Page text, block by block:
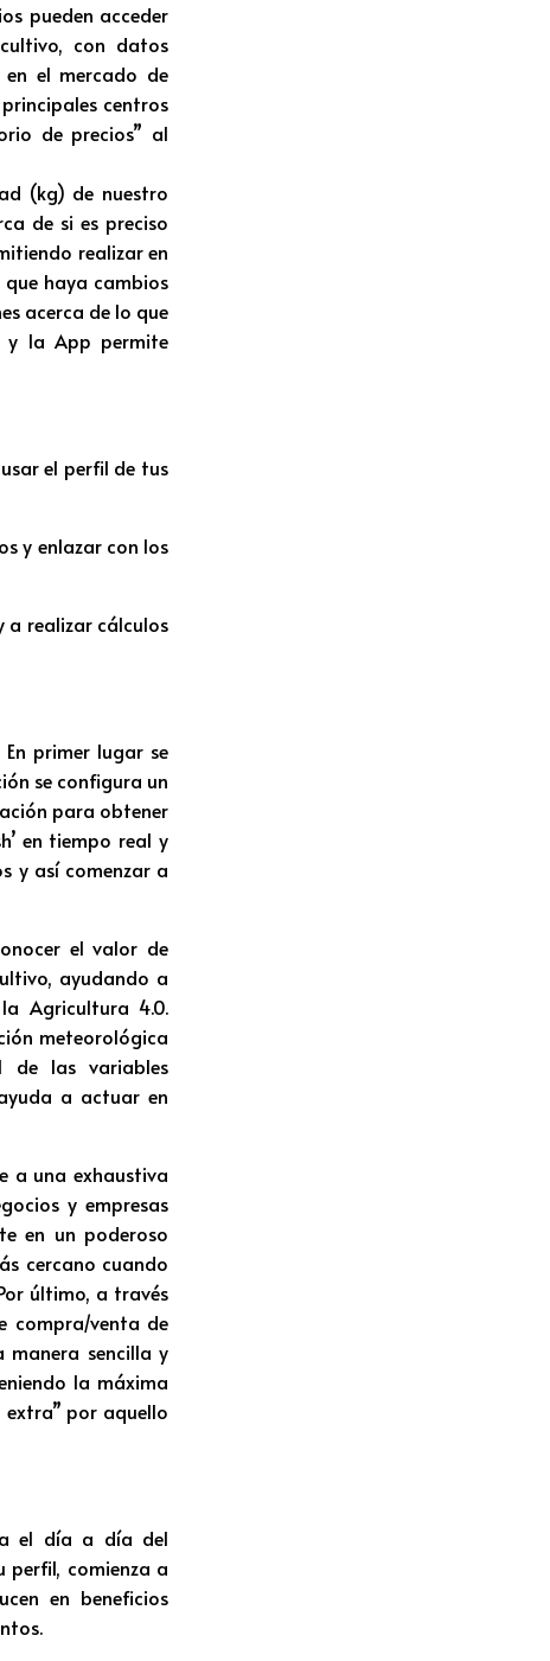
pueden acceder
con datos
el mercado de
centros
de precios” al
(kg) de nuestro
de si es preciso
realizar en
haya cambios
acerca de lo que
y la App permite
el perfil de tus
y enlazar con los
a realizar cálculos
primer lugar se
se configura un
para obtener
en tiempo real y
y así comenzar a
el valor de
ayudando a
Agricultura 4.0.
meteorológica
de las variables
a actuar en
a una exhaustiva
y empresas
en un poderoso
cercano cuando
último, a través
compra/venta de
manera sencilla y
la máxima
por aquello
el día a día del
perfil, comienza a
en beneficios